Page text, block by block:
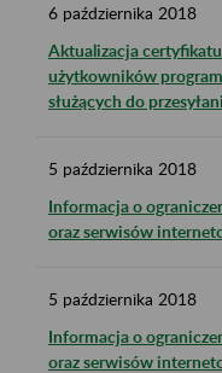
6 października 2018
Aktualizacja
użytkowników
służących do
5 października 2018
Informacja o
oraz serwisów
5 października 2018
Informacja o
oraz serwisów